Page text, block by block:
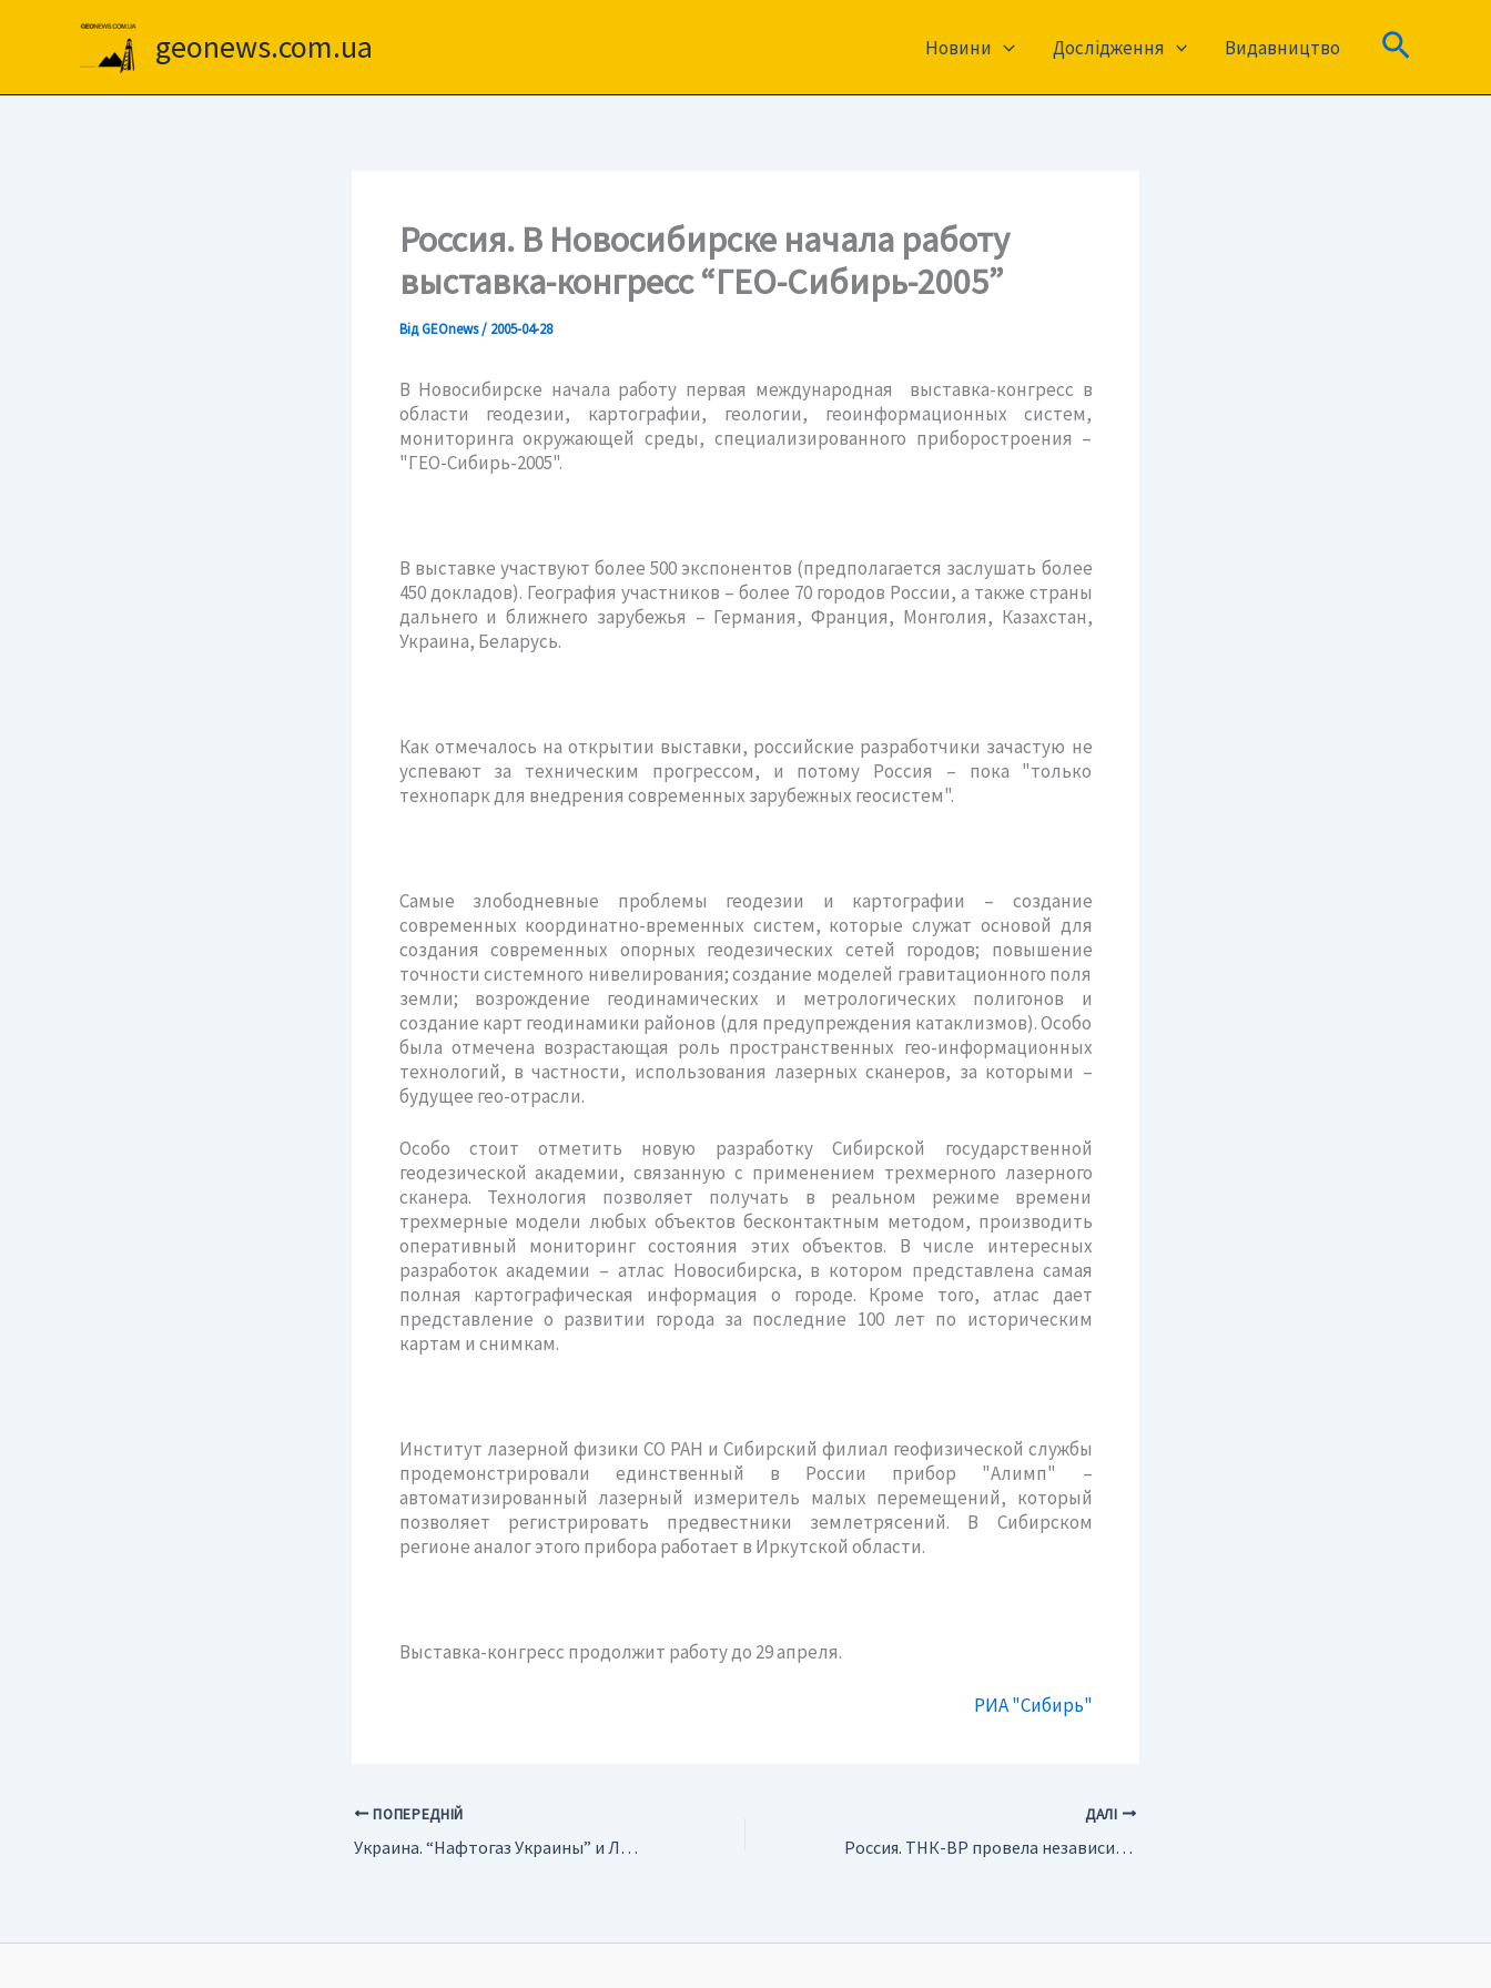
geonews.com.ua Новини Дослідження Видавництво Пошук
Россия. В Новосибирске начала работу
выставка-конгресс “ГЕО-Сибирь-2005”
ВідGEOnews/ 2005-04-28
В Новосибирске начала работу первая международная выставка-конгресс в
области геодезии, картографии, геологии, геоинформационных систем,
мониторинга окружающей среды, специализированного приборостроения –
"ГЕО-Сибирь-2005".
В выставке участвуют более 500 экспонентов (предполагается заслушать более
450 докладов). География участников – более 70 городов России, а также страны
дальнего и ближнего зарубежья – Германия, Франция, Монголия, Казахстан,
Украина, Беларусь.
Как отмечалось на открытии выставки, российские разработчики зачастую не
успевают за техническим прогрессом, и потому Россия – пока "только
технопарк для внедрения современных зарубежных геосистем".
Самые злободневные проблемы геодезии и картографии – создание
современных координатно-временных систем, которые служат основой для
создания современных опорных геодезических сетей городов; повышение
точности системного нивелирования; создание моделей гравитационного поля
земли; возрождение геодинамических и метрологических полигонов и
создание карт геодинамики районов (для предупреждения катаклизмов). Особо
была отмечена возрастающая роль пространственных гео-информационных
технологий, в частности, использования лазерных сканеров, за которыми –
будущее гео-отрасли.
Особо стоит отметить новую разработку Сибирской государственной
геодезической академии, связанную с применением трехмерного лазерного
сканера. Технология позволяет получать в реальном режиме времени
трехмерные модели любых объектов бесконтактным методом, производить
оперативный мониторинг состояния этих объектов. В числе интересных
разработок академии – атлас Новосибирска, в котором представлена самая
полная картографическая информация о городе. Кроме того, атлас дает
представление о развитии города за последние 100 лет по историческим
картам и снимкам.
Институт лазерной физики СО РАН и Сибирский филиал геофизической службы
продемонстрировали единственный в России прибор "Алимп" –
автоматизированный лазерный измеритель малых перемещений, который
позволяет регистрировать предвестники землетрясений. В Сибирском
регионе аналог этого прибора работает в Иркутской области.
Выставка-конгресс продолжит работу до 29 апреля.
РИА "Сибирь"
ПОПЕРЕДНІЙ
Украина. “Нафтогаз Украины” и Львовская ОГА определи направления сотрудничества
ДАЛІ
Россия. ТНК-ВР провела независимый аудит запасов углеводородов